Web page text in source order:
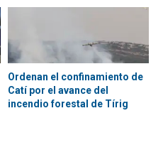
Ordenan el confinamiento de
Catí por el avance del
incendio forestal de Tírig